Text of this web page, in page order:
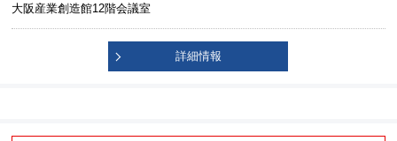
大阪産業創造館12階会議室
詳細情報